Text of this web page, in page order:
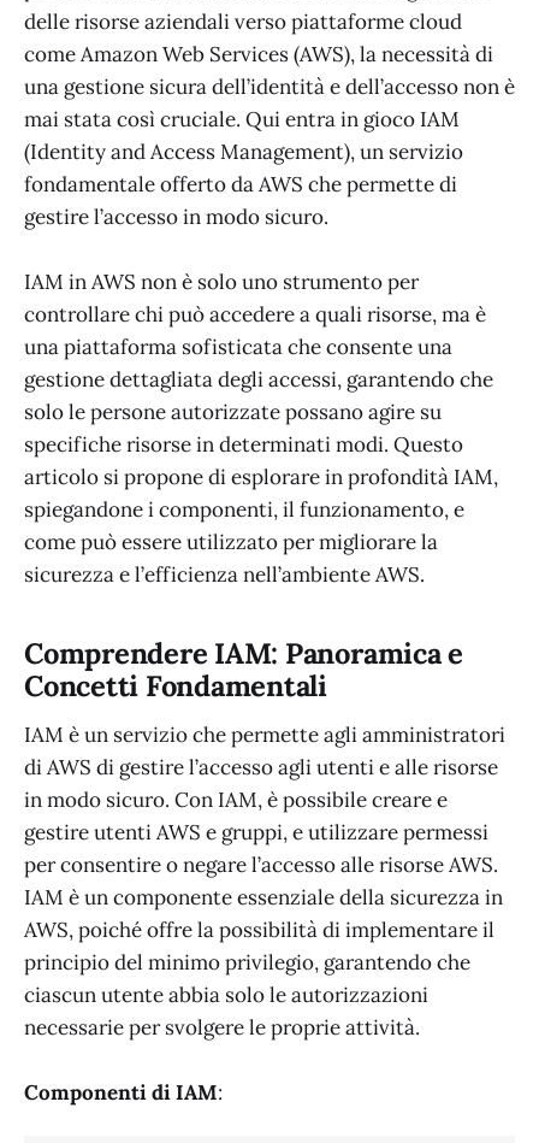
delle risorse aziendali verso piattaforme cloud
come Amazon Web Services (AWS), la necessità di
una gestione sicura dell’identità e dell’accesso non è
mai stata così cruciale. Qui entra in gioco IAM
(Identity and Access Management), un servizio
fondamentale offerto da AWS che permette di
gestire l’accesso in modo sicuro.
IAM in AWS non è solo uno strumento per
controllare chi può accedere a quali risorse, ma è
una piattaforma sofisticata che consente una
gestione dettagliata degli accessi, garantendo che
solo le persone autorizzate possano agire su
specifiche risorse in determinati modi. Questo
articolo si propone di esplorare in profondità IAM,
spiegandone i componenti, il funzionamento, e
come può essere utilizzato per migliorare la
sicurezza e l’efficienza nell’ambiente AWS.
Comprendere IAM: Panoramica e
Concetti Fondamentali
IAM è un servizio che permette agli amministratori
di AWS di gestire l’accesso agli utenti e alle risorse
in modo sicuro. Con IAM, è possibile creare e
gestire utenti AWS e gruppi, e utilizzare permessi
per consentire o negare l’accesso alle risorse AWS.
IAM è un componente essenziale della sicurezza in
AWS, poiché offre la possibilità di implementare il
principio del minimo privilegio, garantendo che
ciascun utente abbia solo le autorizzazioni
necessarie per svolgere le proprie attività.
Componenti di IAM: